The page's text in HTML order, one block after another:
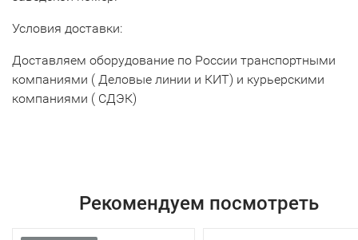
Условия доставки:
Доставляем оборудование по России транспортными
компаниями ( Деловые линии и КИТ) и курьерскими
компаниями ( СДЭК)
Рекомендуем посмотреть